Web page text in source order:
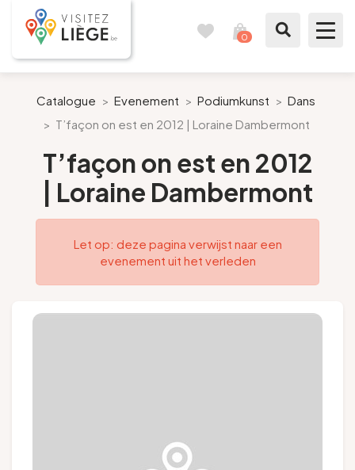
0
Inspiraties
Bereid mijn verblijf voor
Onze suggesties
Catalogue > Evenement > Podiumkunst > Dans
> T’façon on est en 2012 | Loraine Dambermont
T’façon on est en 2012
| Loraine Dambermont
Let op: deze pagina verwijst naar een
evenement uit het verleden